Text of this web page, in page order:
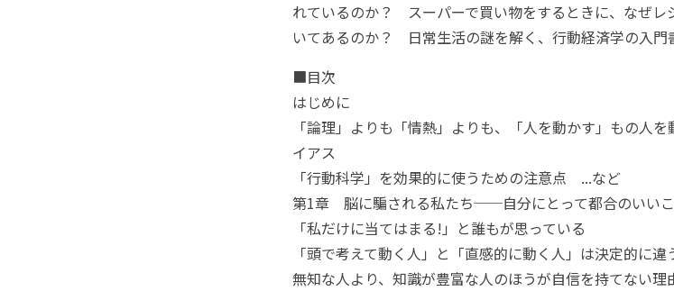
れているのか？ スーパーで買い物をするときに、なぜレ
いてあるのか？ 日常生活の謎を解く、行動経済学の入門
■目次
はじめに
「論理」よりも「情熱」よりも、「人を動かす」もの人
イアス
「行動科学」を効果的に使うための注意点 ...など
第1章 脳に騙される私たち──自分にとって都合のいい
「私だけに当てはまる!」と誰もが思っている
「頭で考えて動く人」と「直感的に動く人」は決定的に違
無知な人より、知識が豊富な人のほうが自信を持てない理